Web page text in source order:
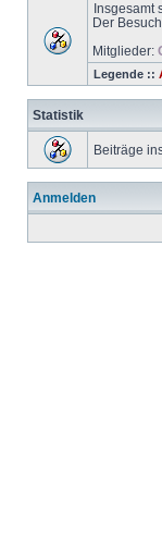
Insgesamt
Der
Mitglieder:
Legende ::
Statistik
Beiträge
Anmelden